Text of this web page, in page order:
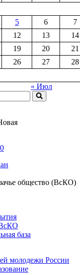
5 6 7
12 13 14
19 20 21
26 27 28
« Июл
общество (ВсКО)
база
молодежи России